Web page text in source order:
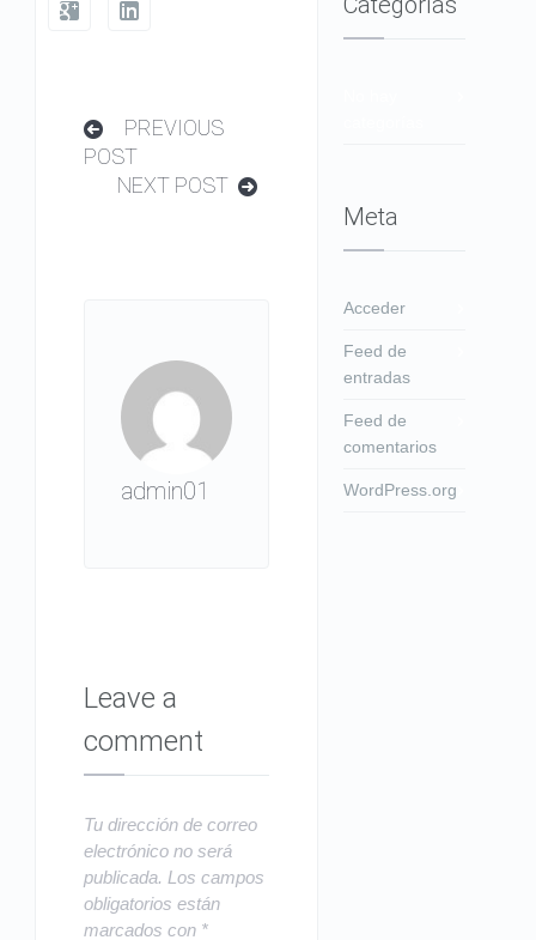
PREVIOUS
POST
NEXT POST
admin01
Leave a
comment
Tu dirección de correo
electrónico no será
publicada. Los campos
obligatorios están
marcados con *
Meta
Acceder
Feed de
entradas
Feed de
comentarios
WordPress.org